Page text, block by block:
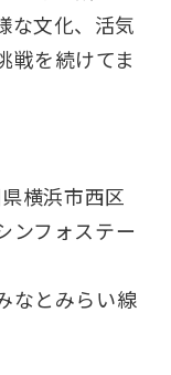
な文化、活気
戦を続けてま
横浜市西区
ンフォステー
なとみらい線